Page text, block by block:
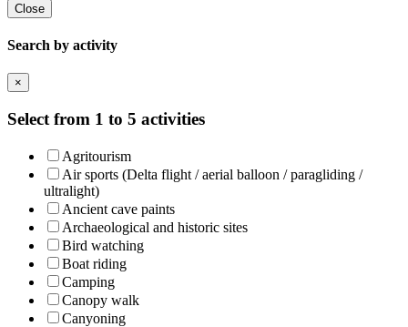
Close
Search by activity
×
Select from 1 to 5 activities
Agritourism
Air sports (Delta flight / aerial balloon / paragliding /
ultralight)
Ancient cave paints
Archaeological and historic sites
Bird watching
Boat riding
Camping
Canopy walk
Canyoning